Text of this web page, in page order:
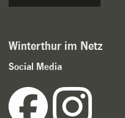
Winterthur im Netz
Social Media